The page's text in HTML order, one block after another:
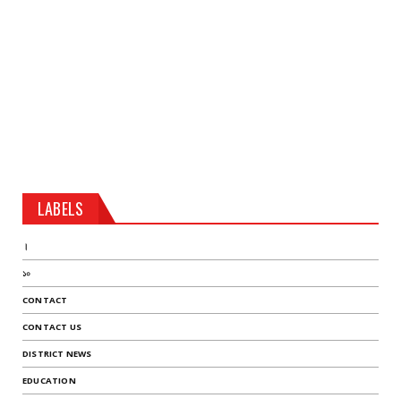
LABELS
।
১০
CONTACT
CONTACT US
DISTRICT NEWS
EDUCATION